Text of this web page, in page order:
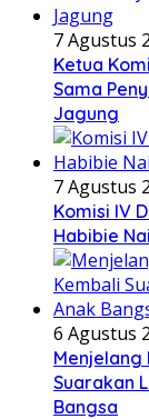
7 Agustus
Ketua
Sama
Jagung
7 Agustus
Komisi IV
Habibie
6 Agustus
Menjelang
Suarakan
Bangsa